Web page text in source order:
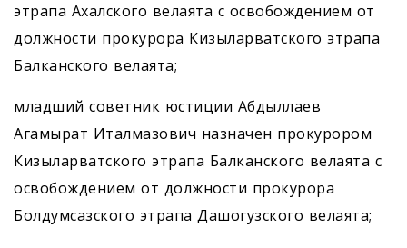
этрапа Ахалского велаята с освобождением от
должности прокурора Кизыларватского этрапа
Балканского велаята;
младший советник юстиции Абдыллаев
Агамырат Италмазович назначен прокурором
Кизыларватского этрапа Балканского велаята с
освобождением от должности прокурора
Болдумсазского этрапа Дашогузского велаята;